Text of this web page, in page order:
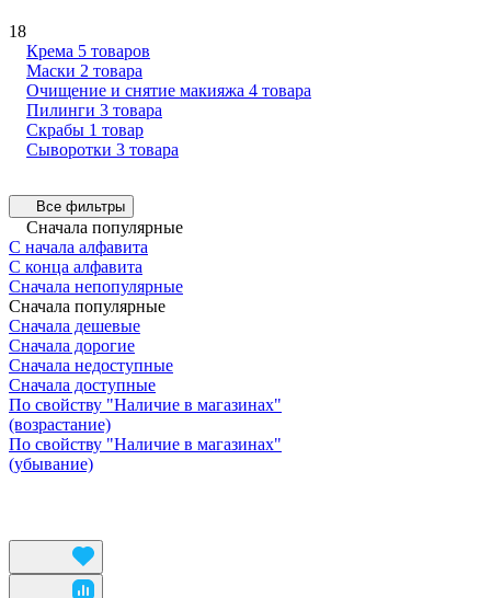
18
Крема 5 товаров
Маски 2 товара
Очищение и снятие макияжа 4 товара
Пилинги 3 товара
Скрабы 1 товар
Сыворотки 3 товара
Все фильтры
Сначала популярные
С начала алфавита
С конца алфавита
Сначала непопулярные
Сначала популярные
Сначала дешевые
Сначала дорогие
Сначала недоступные
Сначала доступные
По свойству "Наличие в магазинах"
(возрастание)
По свойству "Наличие в магазинах"
(убывание)